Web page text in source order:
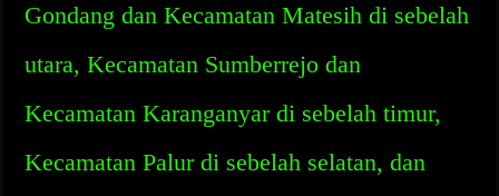
Gondang dan Kecamatan Matesih di sebelah
utara, Kecamatan Sumberrejo dan
Kecamatan Karanganyar di sebelah timur,
Kecamatan Palur di sebelah selatan, dan